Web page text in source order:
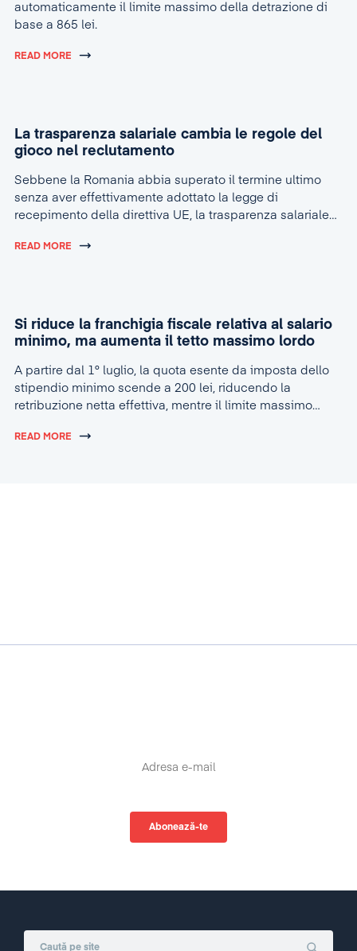
automaticamente il limite massimo della detrazione di
base a 865 lei.
READ MORE
La trasparenza salariale cambia le regole del
gioco nel reclutamento
Sebbene la Romania abbia superato il termine ultimo
senza aver effettivamente adottato la legge di
recepimento della direttiva UE, la trasparenza salariale
delle risorse umane.
READ MORE
Si riduce la franchigia fiscale relativa al salario
minimo, ma aumenta il tetto massimo lordo
A partire dal 1° luglio, la quota esente da imposta dello
stipendio minimo scende a 200 lei, riducendo la
retribuzione netta effettiva, mentre il limite massimo
lei.
READ MORE